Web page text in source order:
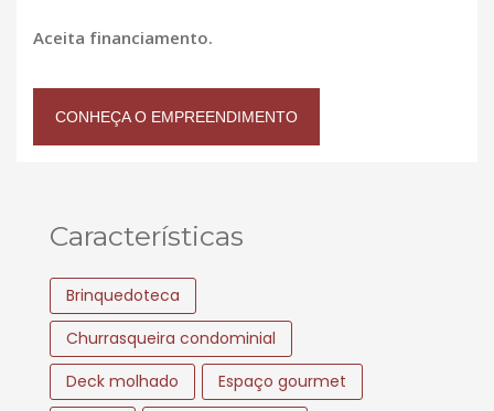
Aceita financiamento.
CONHEÇA O EMPREENDIMENTO
Características
Brinquedoteca
Churrasqueira condominial
Deck molhado
Espaço gourmet